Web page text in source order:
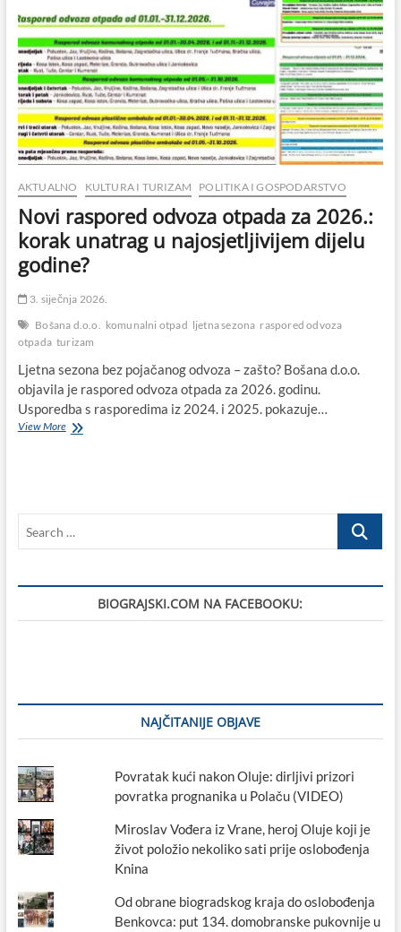
AKTUALNO KULTURA I TURIZAM POLITIKA I GOSPODARSTVO
Novi raspored odvoza otpada za 2026.:
korak unatrag u najosjetljivijem dijelu
godine?
3. siječnja 2026.
Bošana d.o.o. komunalni otpad ljetna sezona raspored odvoza
otpada turizam
Ljetna sezona bez pojačanog odvoza – zašto? Bošana d.o.o.
objavila je raspored odvoza otpada za 2026. godinu.
Usporedba s rasporedima iz 2024. i 2025. pokazuje…
View MoreNovi
unatrag
dijelu
Search
BIOGRAJSKI.COM NA FACEBOOKU:
NAJČITANIJE OBJAVE
Povratak kući nakon Oluje: dirljivi prizori
povratka prognanika u Polaču (VIDEO)
Miroslav Vođera iz Vrane, heroj Oluje koji je
život položio nekoliko sati prije oslobođenja
Knina
Od obrane biogradskog kraja do oslobođenja
Benkovca: put 134. domobranske pukovnije u